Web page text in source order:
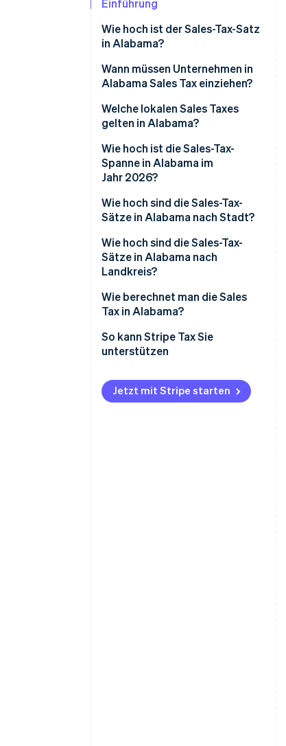
Einführung
Wie hoch ist der Sales-Tax-Satz
in Alabama?
Wann müssen Unternehmen in
Alabama Sales Tax einziehen?
Welche lokalen Sales Taxes
gelten in Alabama?
Wie hoch ist die Sales-Tax-
Spanne in Alabama im
Jahr 2026?
Wie hoch sind die Sales-Tax-
Sätze in Alabama nach Stadt?
Wie hoch sind die Sales-Tax-
Sätze in Alabama nach
Landkreis?
Wie berechnet man die Sales
Tax in Alabama?
So kann Stripe Tax Sie
unterstützen
Jetzt mit Stripe starten